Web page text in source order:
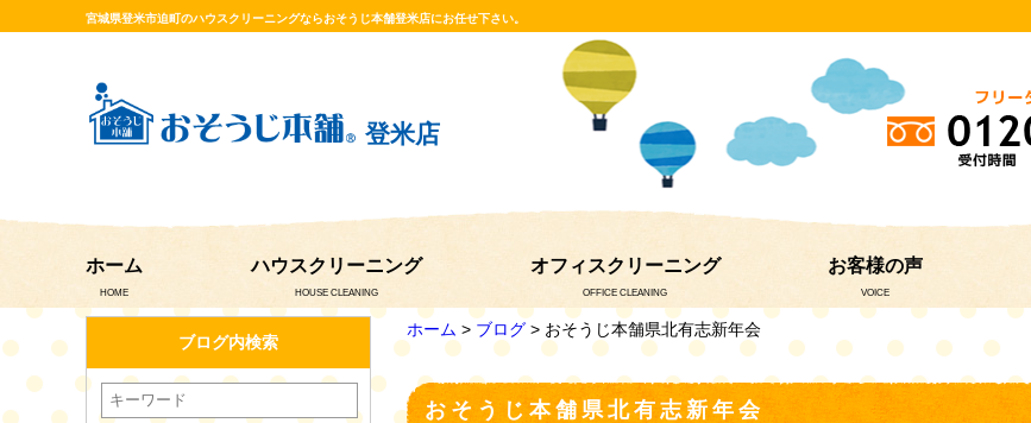
宮城県登米市迫町のハウスクリーニングならおそうじ本舗登米店にお任せ下さい。
登米店
ホーム
HOME
ハウスクリーニング
HOUSE CLEANING
オフィスクリーニング
OFFICE CLEANING
お客様の声
VOICE
ホーム > ブログ > おそうじ本舗県北有志新年会
おそうじ本舗県北有志新年会
ブログ内検索